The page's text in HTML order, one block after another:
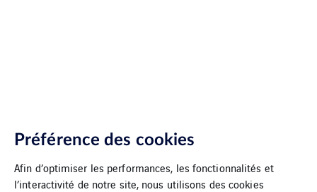
Préférence des cookies
Afin d’optimiser les performances, les fonctionnalités et
l’interactivité de notre site, nous utilisons des cookies